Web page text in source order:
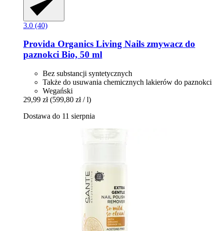
3.0 (40)
Provida Organics Living Nails zmywacz do
paznokci Bio, 50 ml
Bez substancji syntetycznych
Także do usuwania chemicznych lakierów do paznokci
Wegański
29,99 zł (599,80 zł / l)
Dostawa do 11 sierpnia